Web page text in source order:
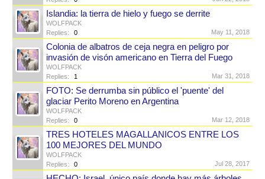
Islandia: la tierra de hielo y fuego se derrite
WOLFPACK
Replies:
0 May 11, 2018
Colonia de albatros de ceja negra en peligro por
invasión de visón americano en Tierra del Fuego
WOLFPACK
Replies:
1 Mar 31, 2018
FOTO: Se derrumba sin público el 'puente' del
glaciar Perito Moreno en Argentina
WOLFPACK
Replies:
0 Mar 12, 2018
TRES HOTELES MAGALLANICOS ENTRE LOS
100 MEJORES DEL MUNDO
WOLFPACK
Replies:
0 Jul 28, 2017